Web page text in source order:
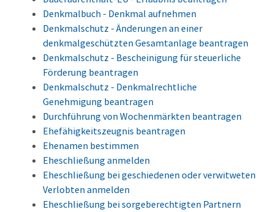
Denkmalbuch - Denkmal aufnehmen
Denkmalschutz - Änderungen an einer
denkmalgeschützten Gesamtanlage beantragen
Denkmalschutz - Bescheinigung für steuerliche
Förderung beantragen
Denkmalschutz - Denkmalrechtliche
Genehmigung beantragen
Durchführung von Wochenmärkten beantragen
Ehefähigkeitszeugnis beantragen
Ehenamen bestimmen
Eheschließung anmelden
Eheschließung bei geschiedenen oder verwitweten
Verlobten anmelden
Eheschließung bei sorgeberechtigten Partnern